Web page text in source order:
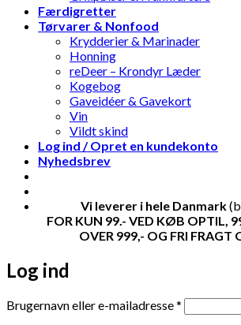
Færdigretter
Tørvarer & Nonfood
Krydderier & Marinader
Honning
reDeer – Krondyr Læder
Kogebog
Gaveidéer & Gavekort
Vin
Vildt skind
Log ind / Opret en kundekonto
Nyhedsbrev
Vi leverer i hele Danmark
FOR KUN 99.- VED KØB OPTIL,
OVER 999,- OG FRI FRAGT
Log ind
Brugernavn eller e-mailadresse* Påkrævet